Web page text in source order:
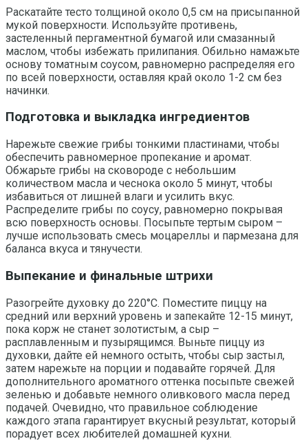
Раскатайте тесто толщиной около 0,5 см на присыпанной
мукой поверхности. Используйте противень,
застеленный пергаментной бумагой или смазанный
маслом, чтобы избежать прилипания. Обильно намажьте
основу томатным соусом, равномерно распределяя его
по всей поверхности, оставляя край около 1-2 см без
начинки.
Подготовка и выкладка ингредиентов
Нарежьте свежие грибы тонкими пластинами, чтобы
обеспечить равномерное пропекание и аромат.
Обжарьте грибы на сковороде с небольшим
количеством масла и чеснока около 5 минут, чтобы
избавиться от лишней влаги и усилить вкус.
Распределите грибы по соусу, равномерно покрывая
всю поверхность основы. Посыпьте тертым сыром –
лучше использовать смесь моцареллы и пармезана для
баланса вкуса и тянучести.
Выпекание и финальные штрихи
Разогрейте духовку до 220°C. Поместите пиццу на
средний или верхний уровень и запекайте 12-15 минут,
пока корж не станет золотистым, а сыр –
расплавленным и пузырящимся. Выньте пиццу из
духовки, дайте ей немного остыть, чтобы сыр застыл,
затем нарежьте на порции и подавайте горячей. Для
дополнительного ароматного оттенка посыпьте свежей
зеленью и добавьте немного оливкового масла перед
подачей. Очевидно, что правильное соблюдение
каждого этапа гарантирует вкусный результат, который
порадует всех любителей домашней кухни.